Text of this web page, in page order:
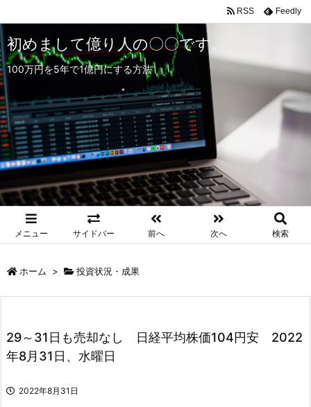
初めまして億り人の〇〇です。
100万円を5年で1億円にする方法
メニュー サイドバー 前へ 次へ 検索
RSS Feedly
ホーム > 投資状況・成果
29～31日も売却なし 日経平均株価104円安 2022
年8月31日、水曜日
2022年8月31日